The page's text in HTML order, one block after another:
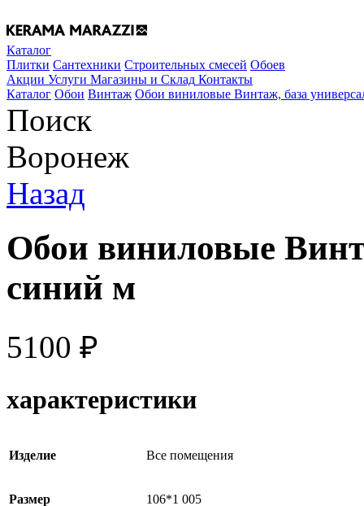
Каталог
Плитки Сантехники Строительных смесей Обоев
Акции Услуги Магазины и Склад Контакты
Каталог Обои Винтаж Обои виниловые Винтаж, база
Поиск
Воронеж
Назад
Обои виниловые
синий м
5100 ₽
характеристики
Изделие Все помещения
Размер 106*1 005